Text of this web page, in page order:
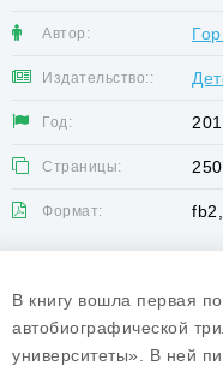
Автор:
Издательство::
Год:
Страницы: 250
Формат:
В книгу вошла первая
автобиографической
университеты». В ней